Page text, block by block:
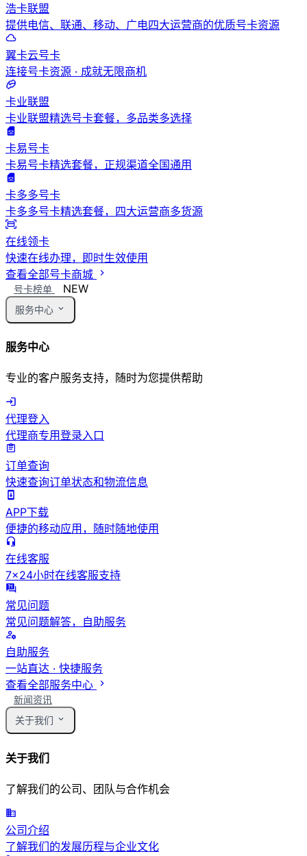
浩卡联盟
提供电信、联通、移动、广电四大运营商的优质号卡资源
翼卡云号卡
连接号卡资源 · 成就无限商机
卡业联盟
卡业联盟精选号卡套餐，多品类多选择
卡易号卡
卡易号卡精选套餐，正规渠道全国通用
卡多多号卡
卡多多号卡精选套餐，四大运营商多货源
在线领卡
快速在线办理，即时生效使用
查看全部号卡商城
号卡榜单 NEW
服务中心
服务中心
专业的客户服务支持，随时为您提供帮助
代理登入
代理商专用登录入口
订单查询
快速查询订单状态和物流信息
APP下载
便捷的移动应用，随时随地使用
在线客服
7×24小时在线客服支持
常见问题
常见问题解答，自助服务
自助服务
一站直达 · 快捷服务
查看全部服务中心
新闻资讯
关于我们
关于我们
了解我们的公司、团队与合作机会
公司介绍
了解我们的发展历程与企业文化